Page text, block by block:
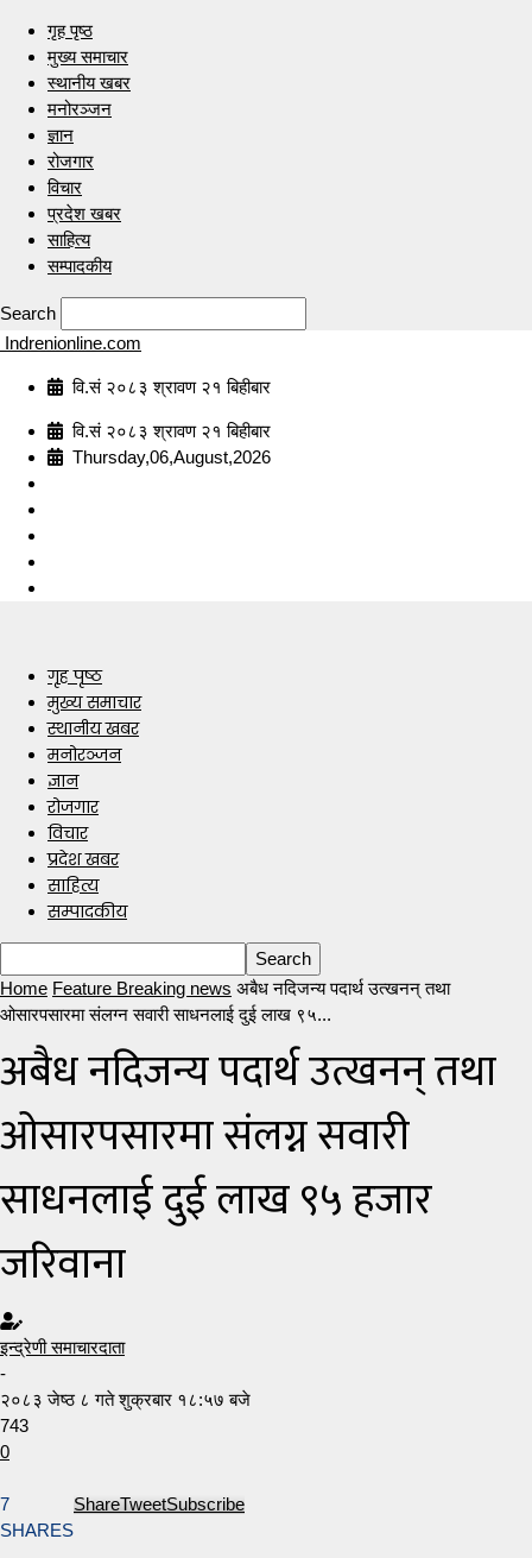
गृह पृष्ठ
मुख्य समाचार
स्थानीय खबर
मनोरञ्जन
ज्ञान
रोजगार
विचार
प्रदेश खबर
साहित्य
सम्पादकीय
Search
Indrenionline.com
वि.सं २०८३ श्रावण २१ बिहीबार
वि.सं २०८३ श्रावण २१ बिहीबार
Thursday,06,August,2026
गृह पृष्ठ
मुख्य समाचार
स्थानीय खबर
मनोरञ्जन
ज्ञान
रोजगार
विचार
प्रदेश खबर
साहित्य
सम्पादकीय
Home Feature Breaking news अबैध नदिजन्य पदार्थ उत्खनन् तथा
ओसारपसारमा संलग्न सवारी साधनलाई दुई लाख ९५...
अबैध नदिजन्य पदार्थ उत्खनन् तथा
ओसारपसारमा संलग्न सवारी
साधनलाई दुई लाख ९५ हजार
जरिवाना
इन्द्रेणी समाचारदाता
-
२०८३ जेष्ठ ८ गते शुक्रबार १८:५७ बजे
743
0
7
SHARES
ShareTweetSubscribe